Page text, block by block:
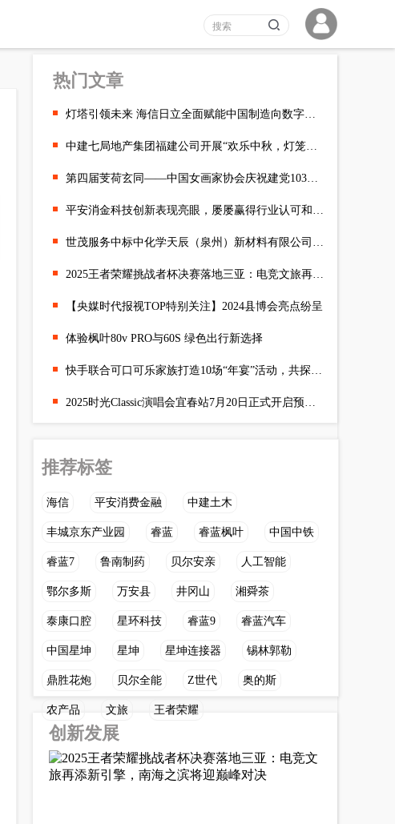
热门文章
灯塔引领未来 海信日立全面赋能中国制造向数字化转型“深水区”
中建七局地产集团福建公司开展“欢乐中秋，灯笼传情”主题活动
第四届芰荷玄同——中国女画家协会庆祝建党103周年全国女画家作品
平安消金科技创新表现亮眼，屡屡赢得行业认可和肯定
世茂服务中标中化学天辰（泉州）新材料有限公司物业服务项目
2025王者荣耀挑战者杯决赛落地三亚：电竞文旅再添新引擎，南海之
【央媒时代报视TOP特别关注】2024县博会亮点纷呈
体验枫叶80v PRO与60S 绿色出行新选择
快手联合可口可乐家族打造10场“年宴”活动，共探年味民俗营销价值
2025时光Classic演唱会宜春站7月20日正式开启预售！
推荐标签
海信 平安消费金融 中建土木
丰城京东产业园 睿蓝 睿蓝枫叶 中国中铁
睿蓝7 鲁南制药 贝尔安亲 人工智能
鄂尔多斯 万安县 井冈山 湘舜茶
泰康口腔 星环科技 睿蓝9 睿蓝汽车
中国星坤 星坤 星坤连接器 锡林郭勒
鼎胜花炮 贝尔全能 Z世代 奥的斯
农产品 文旅 王者荣耀
创新发展